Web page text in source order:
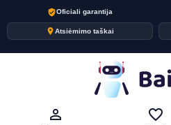
verified_userOficiali garantija
placeAtsiėmimo taškai
person_outline favorite_border